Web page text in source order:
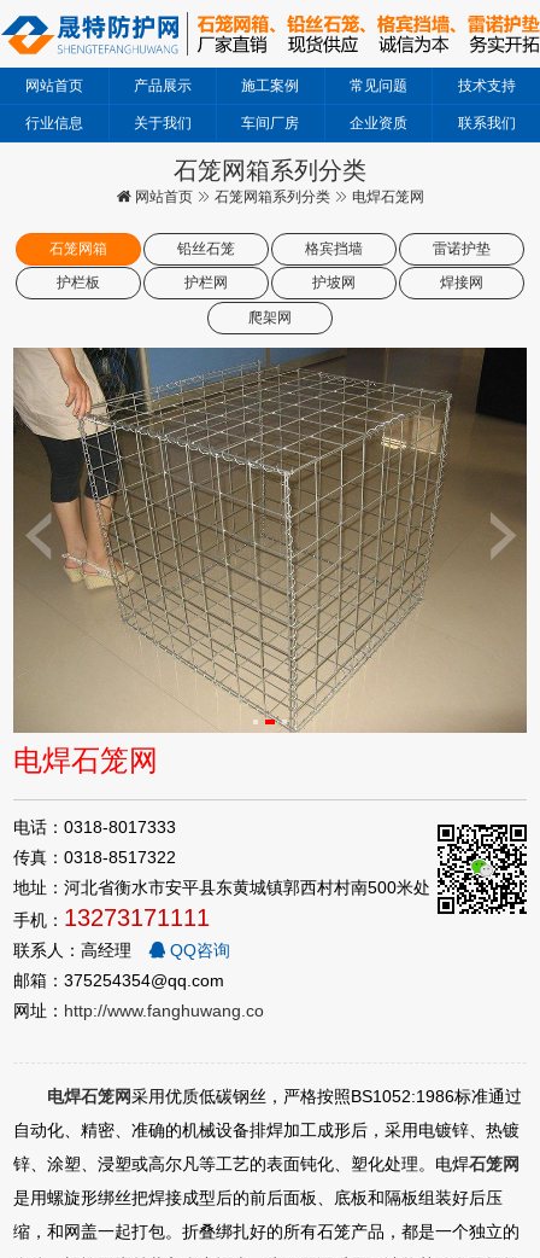
网站首页 产品展示 施工案例 常见问题 技术支持
行业信息 关于我们 车间厂房 企业资质 联系我们
石笼网箱系列分类
网站首页 石笼网箱系列分类 电焊石笼网
石笼网箱 铅丝石笼 格宾挡墙 雷诺护垫
护栏板 护栏网 护坡网 焊接网
爬架网
电焊石笼网
电话：0318-8017333
传真：0318-8517322
地址：河北省衡水市安平县东黄城镇郭西村村南500米处
手机： 13273171111
联系人：高经理
QQ咨询
邮箱：375254354@qq.com
网址： http://www.fanghuwang.co
电焊石笼网采用优质低碳钢丝，严格按照BS1052:1986标准通过
自动化、精密、准确的机械设备排焊加工成形后，采用电镀锌、热镀
锌、涂塑、浸塑或高尔凡等工艺的表面钝化、塑化处理。电焊石笼网
是用螺旋形绑丝把焊接成型后的前后面板、底板和隔板组装好后压
缩，和网盖一起打包。折叠绑扎好的所有石笼产品，都是一个独立的